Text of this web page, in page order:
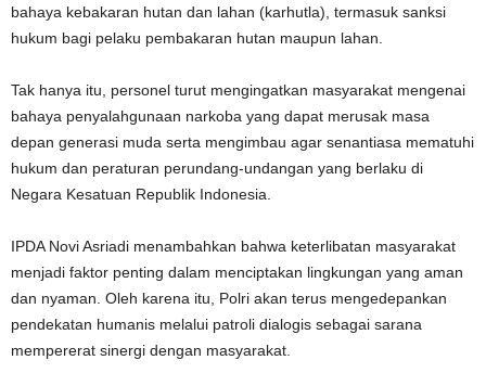
bahaya kebakaran hutan dan lahan (karhutla), termasuk sanksi
hukum bagi pelaku pembakaran hutan maupun lahan.
Tak hanya itu, personel turut mengingatkan masyarakat mengenai
bahaya penyalahgunaan narkoba yang dapat merusak masa
depan generasi muda serta mengimbau agar senantiasa mematuhi
hukum dan peraturan perundang-undangan yang berlaku di
Negara Kesatuan Republik Indonesia.
IPDA Novi Asriadi menambahkan bahwa keterlibatan masyarakat
menjadi faktor penting dalam menciptakan lingkungan yang aman
dan nyaman. Oleh karena itu, Polri akan terus mengedepankan
pendekatan humanis melalui patroli dialogis sebagai sarana
mempererat sinergi dengan masyarakat.